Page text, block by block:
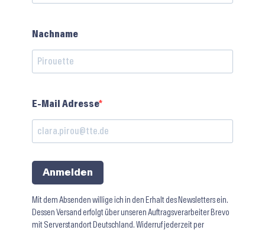
Nachname
E-Mail Adresse
Anmelden
Mit dem Absenden willige ich in den Erhalt des Newsletters ein.
Dessen Versand erfolgt über unseren Auftragsverarbeiter Brevo
mit Serverstandort Deutschland. Widerruf jederzeit per